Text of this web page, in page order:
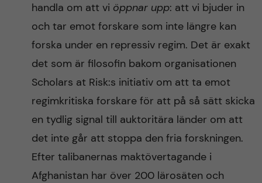
handla om att vi öppnar upp: att vi bjuder in
och tar emot forskare som inte längre kan
forska under en repressiv regim. Det är exakt
det som är filosofin bakom organisationen
Scholars at Risk:s initiativ om att ta emot
regimkritiska forskare för att på så sätt skicka
en tydlig signal till auktoritära länder om att
det inte går att stoppa den fria forskningen.
Efter talibanernas maktövertagande i
Afghanistan har över 200 lärosäten och